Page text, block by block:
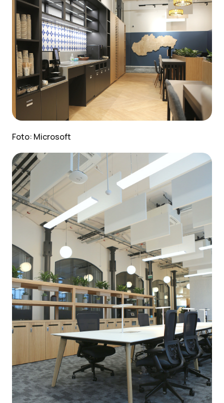
Foto: Microsoft